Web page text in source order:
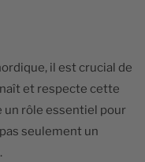
il est crucial de
et respecte cette
un rôle essentiel pour
seulement un